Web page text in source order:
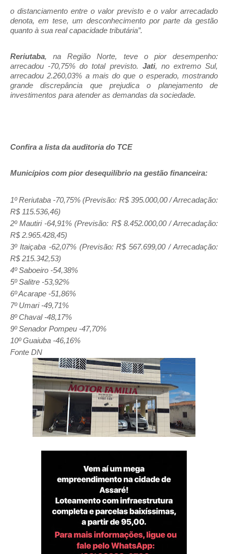
o distanciamento entre o valor previsto e o valor arrecadado
denota, em tese, um desconhecimento por parte da gestão
quanto à sua real capacidade tributária”.
Reriutaba, na Região Norte, teve o pior desempenho:
arrecadou -70,75% do total previsto. Jati, no extremo Sul,
arrecadou 2.260,03% a mais do que o esperado, mostrando
grande discrepância que prejudica o planejamento de
investimentos para atender as demandas da sociedade.
Confira a lista da auditoria do TCE
Municípios com pior desequilíbrio na gestão financeira:
1º Reriutaba -70,75% (Previsão: R$ 395.000,00 / Arrecadação:
R$ 115.536,46)
2º Mautiri -64,91% (Previsão: R$ 8.452.000,00 / Arrecadação:
R$ 2.965.428,45)
3º Itaiçaba -62,07% (Previsão: R$ 567.699,00 / Arrecadação:
R$ 215.342,53)
4º Saboeiro -54,38%
5º Salitre -53,92%
6º Acarape -51,86%
7º Umari -49,71%
8º Chaval -48,17%
9º Senador Pompeu -47,70%
10º Guaiuba -46,16%
Fonte DN